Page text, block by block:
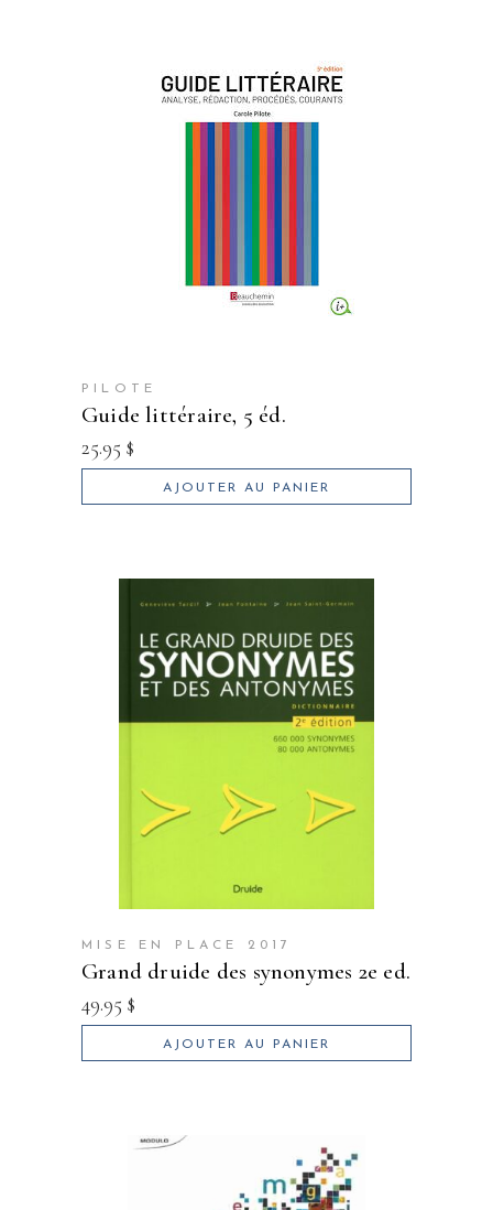
PILOTE
guide littéraire, 5 éd.
25.95 $
AJOUTER AU PANIER
MISE EN PLACE 2017
grand druide des synonymes 2e ed.
49.95 $
AJOUTER AU PANIER